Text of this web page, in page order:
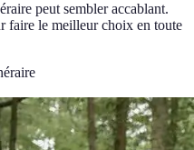
peut sembler accablant.
faire le meilleur choix en toute